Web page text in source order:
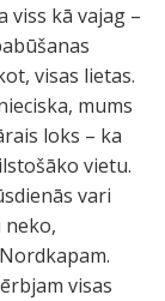
viss kā vajag –
visas lietas.
mums
loks – ka
vietu.
vari
neko,
visas